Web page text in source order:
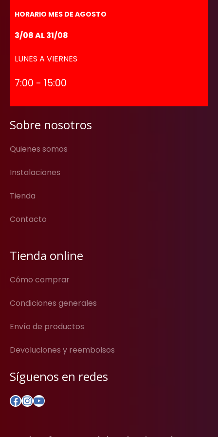
HORARIO MES DE AGOSTO
3/08 AL 31/08
LUNES A VIERNES
7:00 - 15:00
Sobre nosotros
Quienes somos
Instalaciones
Tienda
Contacto
Tienda online
Cómo comprar
Condiciones generales
Envío de productos
Devoluciones y reembolsos
Síguenos en redes
Facebook
Instagram
YouTube